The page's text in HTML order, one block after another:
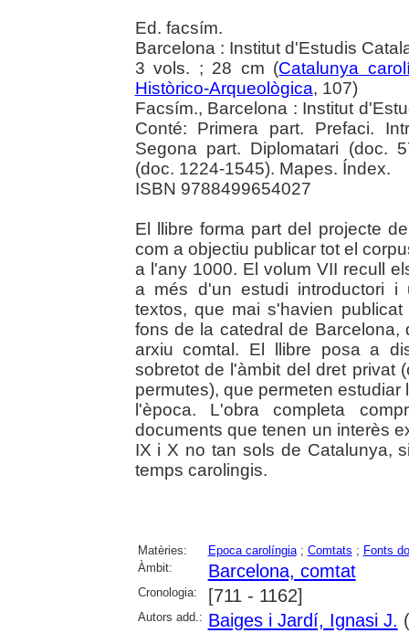
Ed. facsím.
Barcelona : Institut d'Estudis
3 vols. ; 28 cm (Catalunya
Històrico-Arqueològica, 107)
Facsím., Barcelona : Institut
Conté: Primera part. Prefaci.
Segona part. Diplomatari (doc.
(doc. 1224-1545). Mapes. Índex.
ISBN 9788499654027
El llibre forma part del projecte
com a objectiu publicar tot el
a l'any 1000. El volum VII recull
a més d'un estudi introductori i
textos, que mai s'havien
fons de la catedral de
arxiu comtal. El llibre posa a
sobretot de l'àmbit del dret privat
permutes), que permeten
l'època. L'obra completa
documents que tenen un interès
IX i X no tan sols de Catalunya,
temps carolingis.
Matèries: Epoca carolíngia; Comtats ; Fonts
Àmbit:
Barcelona, comtat
Cronologia: [711 - 1162]
Autors add.: Baiges i Jardí, Ignasi J.